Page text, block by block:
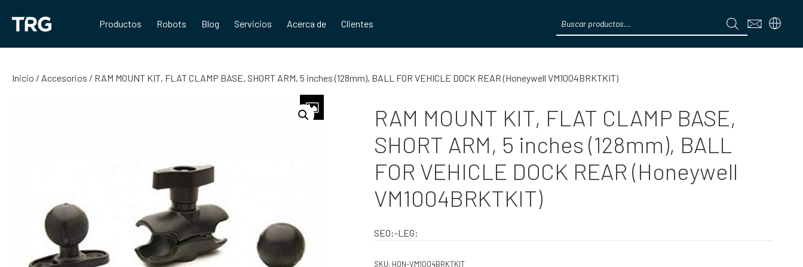
contenido
Productos Robots Blog Servicios Acerca de Clientes
search
Inicio / Accesorios / RAM MOUNT KIT, FLAT CLAMP BASE, SHORT ARM, 5 inches (128mm), BALL FOR VEHICLE DOCK REAR (Honeywell VM1004BRKTKIT)
RAM MOUNT KIT, FLAT CLAMP BASE,
SHORT ARM, 5 inches (128mm), BALL
FOR VEHICLE DOCK REAR (Honeywell
VM1004BRKTKIT)
SEO:-LEG:
SKU: HON-VM1004BRKTKIT